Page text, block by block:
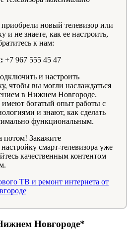
новый телевизор или
и не знаете, как ее настроить,
к нам:
+7 967 555 45 47
и настроить
чтобы вы могли наслаждаться
в Нижнем Новгороде.
богатый опыт работы с
и знают, как сделать
функциональным.
потом! Закажите
смарт-телевизора уже
качественным контентом
ТВ и ремонт интернета от
Новгороде*